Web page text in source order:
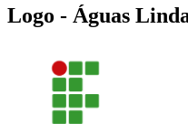
Logo - Águas